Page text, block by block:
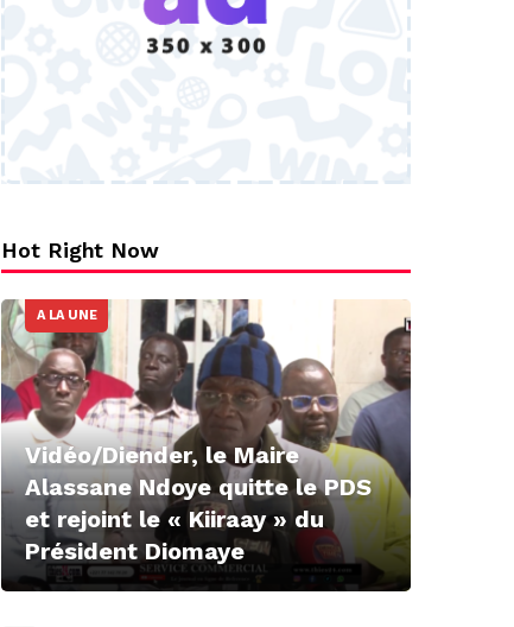
Hot Right Now
A LA UNE
Vidéo/Diender, le Maire
Alassane Ndoye quitte le PDS
et rejoint le « Kiiraay » du
Président Diomaye